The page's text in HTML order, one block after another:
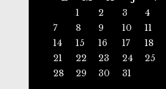
1
2 3 4
7
8 9 10 11
14
15 16 17 18
21
22 23 24 25
28
29 30 31